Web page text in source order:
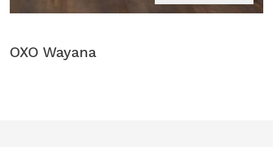
OXO Wayana